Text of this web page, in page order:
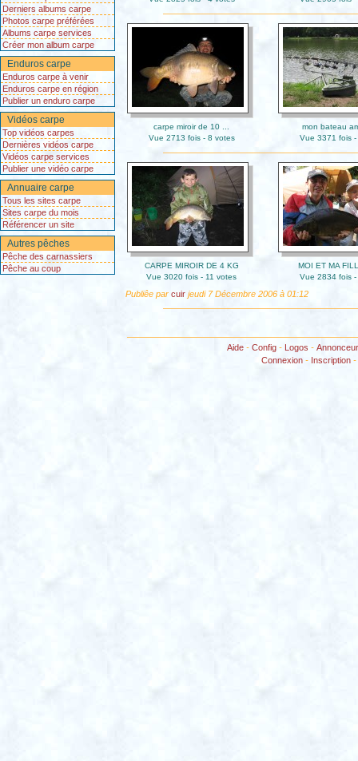
Derniers albums carpe
Photos carpe préférées
Albums carpe services
Créer mon album carpe
Enduros carpe
Enduros carpe à venir
Enduros carpe en région
Publier un enduro carpe
Vidéos carpe
Top vidéos carpes
Dernières vidéos carpe
Vidéos carpe services
Publier une vidéo carpe
Annuaire carpe
Tous les sites carpe
Sites carpe du mois
Référencer un site
Autres pêches
Pêche des carnassiers
Pêche au coup
carpe miroir de 10 ...
Vue 2713 fois - 8 votes
mon bateau
Vue 3371 fois -
CARPE MIROIR DE 4 KG
Vue 3020 fois - 11 votes
MOI ET MA
Vue 2834 fois -
Publiêe par cuirjeudi 7 Décembre 2006 à 01:12
Aide- Config- Logos -
Connexion - Inscription -